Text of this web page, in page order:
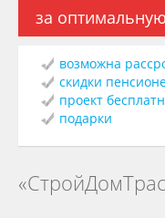
за
возможна
скидки
проект
подарки